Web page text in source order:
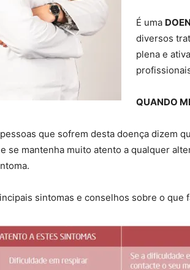
É uma
diversos
plena e
QUANDO
que sofrem desta doença dizem
se mantenha muito atento a qualquer
sintomas e conselhos sobre o que